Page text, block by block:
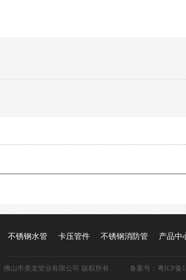
不锈钢水管 卡压管件 不锈钢消防管 产品中
佛山市美龙管业有限公司 版权所有 备案号： 粤ICP备